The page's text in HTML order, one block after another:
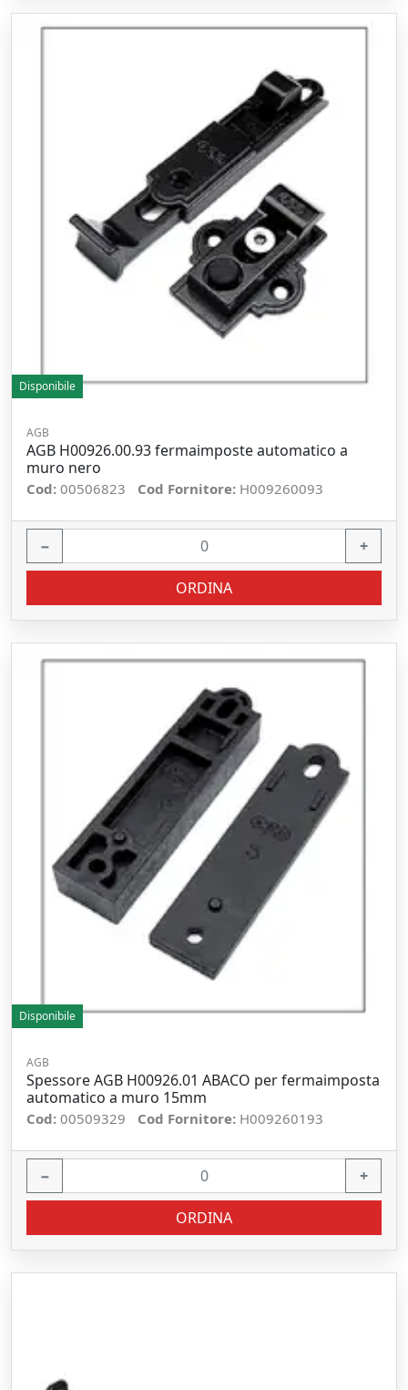
Disponibile
AGB
AGB H00926.00.93 fermaimposte automatico a
muro nero
Cod: 00506823 Cod Fornitore: H009260093
− +
ORDINA
Disponibile
AGB
Spessore AGB H00926.01 ABACO per fermaimposta
automatico a muro 15mm
Cod: 00509329 Cod Fornitore: H009260193
− +
ORDINA